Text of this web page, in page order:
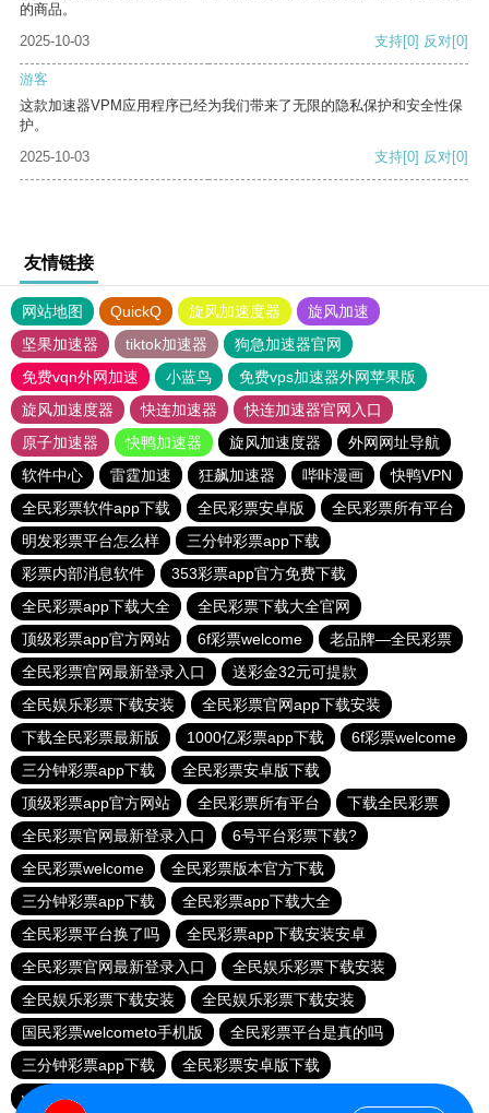
的商品。
2025-10-03
支持[0] 反对[0]
游客
这款加速器VPM应用程序已经为我们带来了无限的隐私保护和安全性保
护。
2025-10-03
支持[0] 反对[0]
友情链接
网站地图 QuickQ 旋风加速度器
旋风加速
坚果加速器
tiktok加速器
狗急加速器官网
免费vqn外网加速
小蓝鸟
免费vps加速器外网苹果版
旋风加速度器
快连加速器
快连加速器官网入口
原子加速器
快鸭加速器 旋风加速度器
外网网址导航
软件中心
雷霆加速 狂飙加速器 哔咔漫画
快鸭VPN
全民彩票软件app下载
全民彩票安卓版
全民彩票所有平台
明发彩票平台怎么样
三分钟彩票app下载
彩票内部消息软件
353彩票app官方免费下载
全民彩票app下载大全
全民彩票下载大全官网
顶级彩票app官方网站
6f彩票welcome
老品牌—全民彩票
全民彩票官网最新登录入口
送彩金32元可提款
全民娱乐彩票下载安装
全民彩票官网app下载安装
下载全民彩票最新版
1000亿彩票app下载
6f彩票welcome
三分钟彩票app下载
全民彩票安卓版下载
顶级彩票app官方网站
全民彩票所有平台
下载全民彩票
全民彩票官网最新登录入口
6号平台彩票下载?
全民彩票welcome
全民彩票版本官方下载
三分钟彩票app下载
全民彩票app下载大全
全民彩票平台换了吗
全民彩票app下载安装安卓
全民彩票官网最新登录入口
全民娱乐彩票下载安装
全民娱乐彩票下载安装
全民娱乐彩票下载安装
国民彩票welcometo手机版
全民彩票平台是真的吗
三分钟彩票app下载
全民彩票安卓版下载
welcome大发购彩